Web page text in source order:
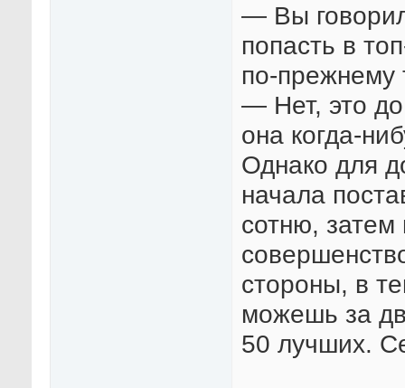
— Вы
попасть в
по-прежнему
— Нет, это
она когда-
Однако для
начала
сотню, затем
стороны, в
можешь за
50 лучших.